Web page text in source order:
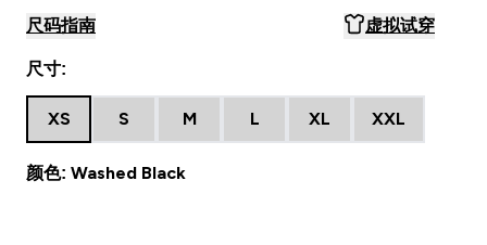
尺码指南 虚拟试穿
尺寸:
XS S M L XL XXL
颜色: Washed Black